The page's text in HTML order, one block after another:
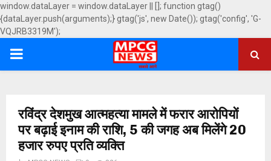
window.dataLayer = window.dataLayer || []; function gtag()
{dataLayer.push(arguments);} gtag('js', new Date()); gtag('config', 'G-
VQJRB3319M');
PRIMARY
रविंद्र देशमुख आत्महत्या मामले में फरार आरोपियों
पर बढ़ाई इनाम की राशि, 5 की जगह अब मिलेंगे 20
हजार रुपए प्रति व्यक्ति